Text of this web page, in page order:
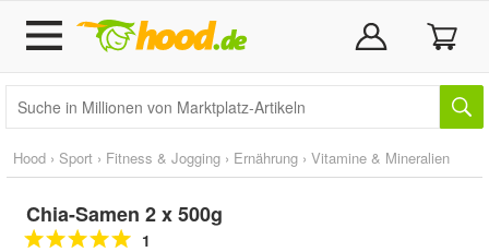
Hood › Sport › Fitness & Jogging › Ernährung › Vitamine & Mineralien
Chia-Samen 2 x 500g
1